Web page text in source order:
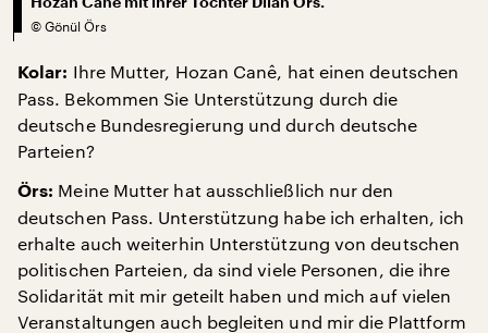
© Gönül Örs
Kolar: Ihre Mutter, Hozan Canê, hat einen deutschen
Pass. Bekommen Sie Unterstützung durch die
deutsche Bundesregierung und durch deutsche
Parteien?
Örs: Meine Mutter hat ausschließlich nur den
deutschen Pass. Unterstützung habe ich erhalten, ich
erhalte auch weiterhin Unterstützung von deutschen
politischen Parteien, da sind viele Personen, die ihre
Solidarität mit mir geteilt haben und mich auf vielen
Veranstaltungen auch begleiten und mir die Plattform